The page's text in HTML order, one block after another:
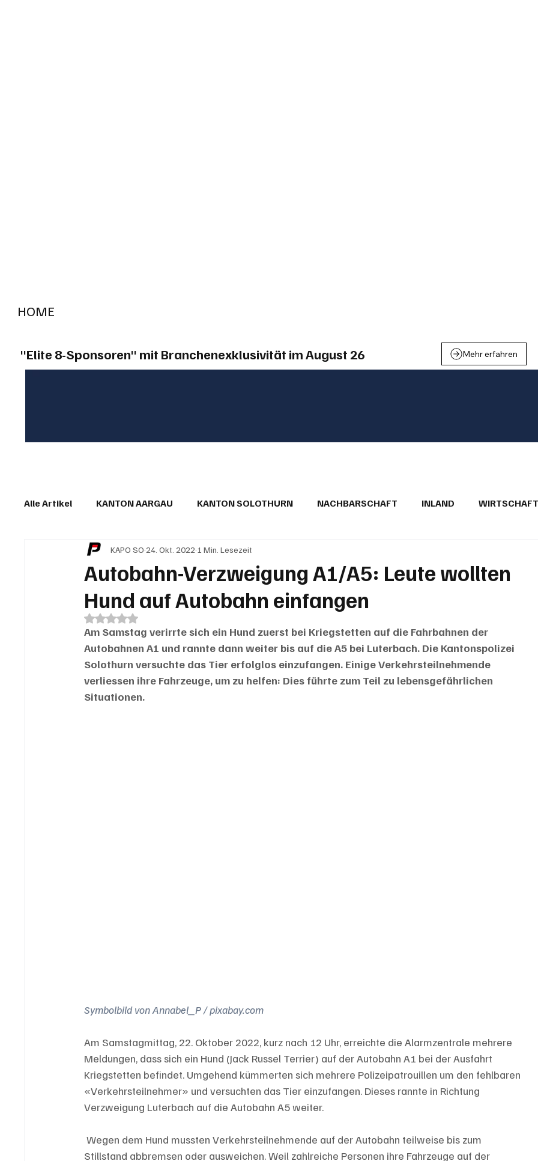
HOME
"Elite 8-Sponsoren" mit Branchenexklusivität im August 26 Mehr erfahren
Alle Artikel KANTON AARGAU KANTON SOLOTHURN NACHBARSCHAFT INLAND WIRTSCHAFT
IN EIGENER SACHE KOMMENTARE LESERBRIEFE
Autobahn-Verzweigung A1/A5: Leute wollten
Hund auf Autobahn einfangen
KAPO SO 24. Okt. 2022 1 Min. Lesezeit
Mit NaN von 5 Sternen bewertet.
Am Samstag verirrte sich ein Hund zuerst bei Kriegstetten auf die Fahrbahnen der
Autobahnen A1 und rannte dann weiter bis auf die A5 bei Luterbach. Die Kantonspolizei
Solothurn versuchte das Tier erfolglos einzufangen. Einige Verkehrsteilnehmende
verliessen ihre Fahrzeuge, um zu helfen: Dies führte zum Teil zu lebensgefährlichen
Situationen.
Symbolbild von Annabel_P / pixabay.com
Am Samstagmittag, 22. Oktober 2022, kurz nach 12 Uhr, erreichte die Alarmzentrale mehrere
Meldungen, dass sich ein Hund (Jack Russel Terrier) auf der Autobahn A1 bei der Ausfahrt
Kriegstetten befindet. Umgehend kümmerten sich mehrere Polizeipatrouillen um den fehlbaren
«Verkehrsteilnehmer» und versuchten das Tier einzufangen. Dieses rannte in Richtung
Verzweigung Luterbach auf die Autobahn A5 weiter.
Wegen dem Hund mussten Verkehrsteilnehmende auf der Autobahn teilweise bis zum
Stillstand abbremsen oder ausweichen. Weil zahlreiche Personen ihre Fahrzeuge auf der